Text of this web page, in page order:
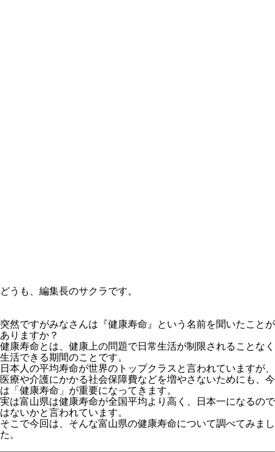
どうも、編集長のサクラです。
突然ですがみなさんは『健康寿命』という名前を聞いたことが
ありますか？
健康寿命とは、健康上の問題で日常生活が制限されることなく
生活できる期間のことです。
日本人の平均寿命が世界のトップクラスと言われていますが、
医療や介護にかかる社会保障費などを増やさないためにも、今
は「健康寿命」が重要になってきます。
実は富山県は健康寿命が全国平均より高く、日本一になるので
はないかと言われています。
そこで今回は、そんな富山県の健康寿命について調べてみまし
た。